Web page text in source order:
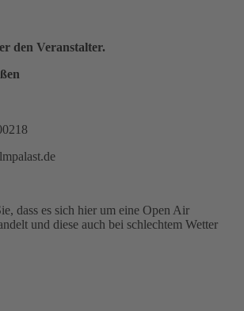
den Veranstalter.
dass es sich hier um eine Open Air
und diese auch bei schlechtem Wetter